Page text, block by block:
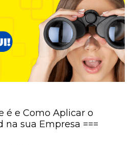
é e Como Aplicar o
na sua Empresa ===